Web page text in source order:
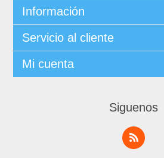
Información
Servicio al cliente
Mi cuenta
Siguenos